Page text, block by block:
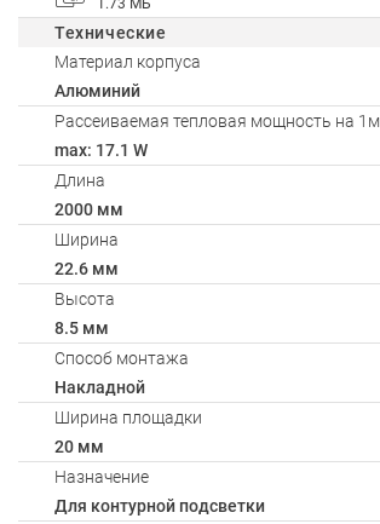
1.73 МБ
Технические
Материал корпуса
Алюминий
Рассеиваемая тепловая мощность на 1м
max: 17.1 W
Длина
2000 мм
Ширина
22.6 мм
Высота
8.5 мм
Способ монтажа
Накладной
Ширина площадки
20 мм
Назначение
Для контурной подсветки